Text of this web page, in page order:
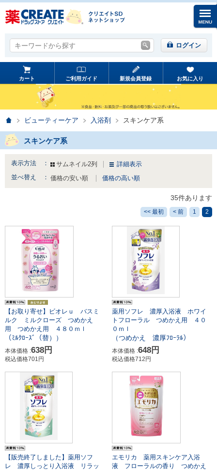
キーワードから探す
キーワードから探す ログイン
カート ご利用ガイド 新規会員登録 お気に入り
ホームビューティーケア 入浴剤 スキンケア系
スキンケア系
表示方法 ： サムネイル2列
詳細表示
並べ替え ： 価格の安い順 価格の高い順
35件あります
<< 最初 < 前 1 2
【お取り寄せ】ビオレｕ バスミ
ルク ミルクローズ つめかえ
用 つめかえ用 ４８０ｍｌ
（ﾐﾙｸﾛｰｽﾞ（替））
本体価格 :638円
税込価格701円
薬用ソフレ 濃厚入浴液 ホワイ
トフローラル つめかえ用 ４０
０ｍｌ
（つめかえ 濃厚ﾌﾛｰﾗﾙ）
本体価格 :648円
税込価格712円
【販売終了しました】薬用ソフ
レ 濃厚しっとり入浴液 リラッ
エモリカ 薬用スキンケア入浴
液 フローラルの香り つめかえ